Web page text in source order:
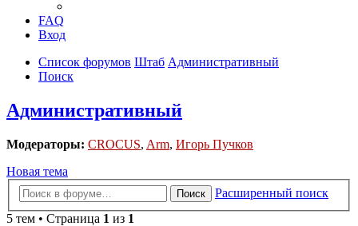
FAQ
Вход
Список форумов Штаб Административный
Поиск
Административный
Модераторы: CROCUS, Arm, Игорь Пучков
Новая тема
Поиск
Расширенный поиск
5 тем • Страница 1 из 1